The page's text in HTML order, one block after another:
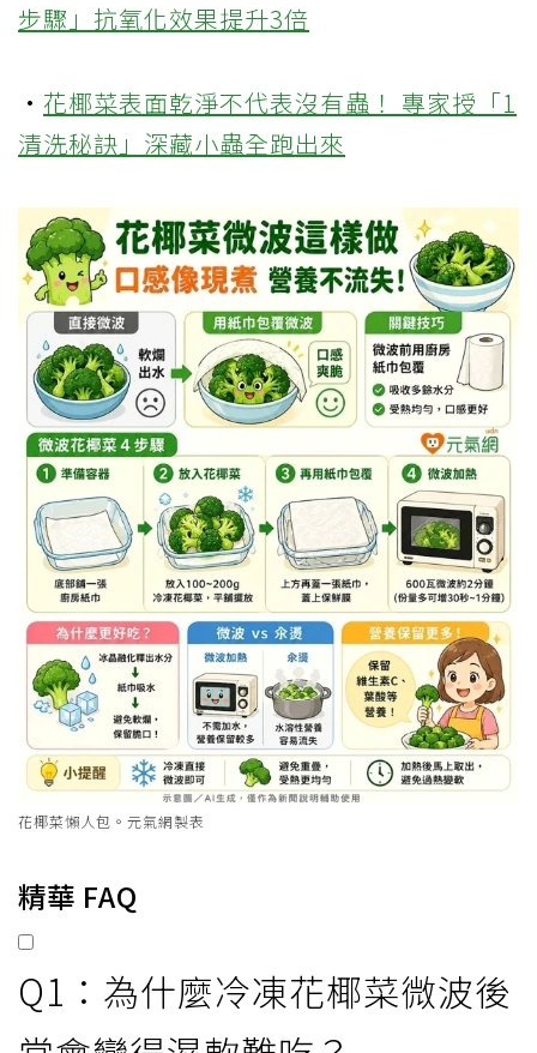
步驟」抗氧化效果提升3倍
· 花椰菜表面乾淨不代表沒有蟲！ 專家授「1
清洗秘訣」深藏小蟲全跑出來
花椰菜懶人包。元氣網製表
精華 FAQ
Q1：為什麼冷凍花椰菜微波後